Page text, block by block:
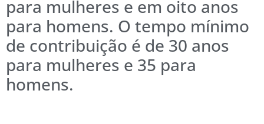
para mulheres e em oito anos
para homens. O tempo mínimo
de contribuição é de 30 anos
para mulheres e 35 para
homens.